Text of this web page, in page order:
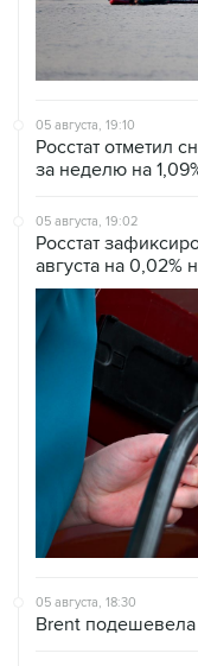
05 августа, 19:10
Росстат отметил
за неделю на
05 августа, 19:02
Росстат
августа на
05 августа, 18:30
Brent